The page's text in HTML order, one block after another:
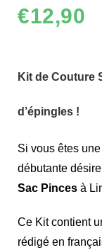
€12,90
Kit de Couture
d’épingles !
Si vous êtes
débutante
Sac Pinces à
Ce Kit contient
rédigé en